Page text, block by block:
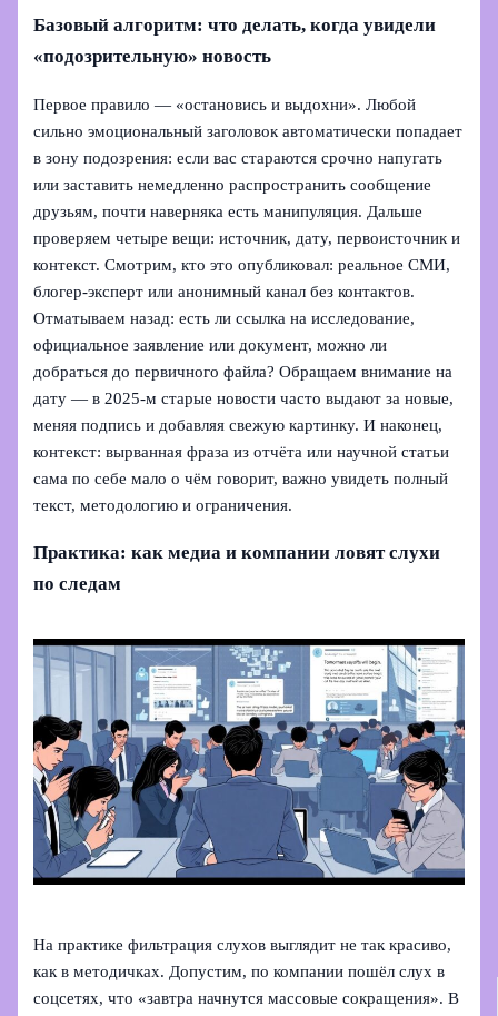
Базовый алгоритм: что делать, когда увидели
«подозрительную» новость
Первое правило — «остановись и выдохни». Любой
сильно эмоциональный заголовок автоматически попадает
в зону подозрения: если вас стараются срочно напугать
или заставить немедленно распространить сообщение
друзьям, почти наверняка есть манипуляция. Дальше
проверяем четыре вещи: источник, дату, первоисточник и
контекст. Смотрим, кто это опубликовал: реальное СМИ,
блогер‑эксперт или анонимный канал без контактов.
Отматываем назад: есть ли ссылка на исследование,
официальное заявление или документ, можно ли
добраться до первичного файла? Обращаем внимание на
дату — в 2025‑м старые новости часто выдают за новые,
меняя подпись и добавляя свежую картинку. И наконец,
контекст: вырванная фраза из отчёта или научной статьи
сама по себе мало о чём говорит, важно увидеть полный
текст, методологию и ограничения.
Практика: как медиа и компании ловят слухи
по следам
На практике фильтрация слухов выглядит не так красиво,
как в методичках. Допустим, по компании пошёл слух в
соцсетях, что «завтра начнутся массовые сокращения». В